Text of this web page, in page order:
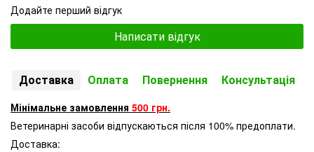
Додайте перший відгук
Написати відгук
Доставка Оплата Повернення Консультація
Мінімальне замовлення 500 грн.
Ветеринарні засоби відпускаються після 100% предоплати.
Доставка: